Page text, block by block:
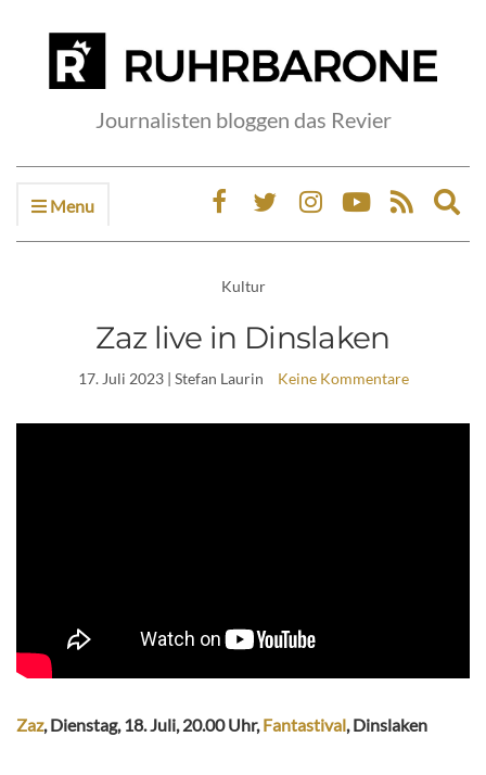
Journalisten bloggen das Revier
Menu
Kultur
Zaz live in Dinslaken
17. Juli 2023| Stefan Laurin Keine Kommentare
Zaz, Dienstag, 18. Juli, 20.00 Uhr,Fantastival, Dinslaken